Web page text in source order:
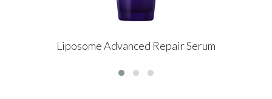
Liposome Advanced Repair Serum